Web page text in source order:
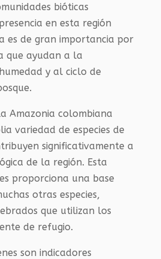
bióticas
en esta región
es de gran importancia por
que ayudan a la
y al ciclo de
Amazonia colombiana
variedad de especies de
significativamente a
de la región. Esta
proporciona una base
otras especies,
que utilizan los
de refugio.
son indicadores